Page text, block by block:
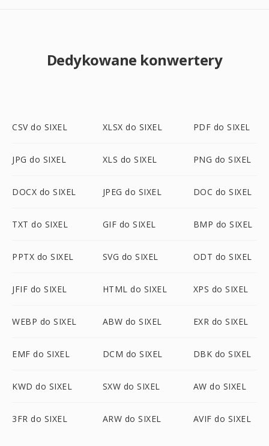
Dedykowane konwertery
CSV do SIXEL XLSX do SIXEL PDF do SIXEL
JPG do SIXEL XLS do SIXEL PNG do SIXEL
DOCX do SIXEL JPEG do SIXEL DOC do SIXEL
TXT do SIXEL GIF do SIXEL BMP do SIXEL
PPTX do SIXEL SVG do SIXEL ODT do SIXEL
JFIF do SIXEL HTML do SIXEL XPS do SIXEL
WEBP do SIXEL ABW do SIXEL EXR do SIXEL
EMF do SIXEL DCM do SIXEL DBK do SIXEL
KWD do SIXEL SXW do SIXEL AW do SIXEL
3FR do SIXEL ARW do SIXEL AVIF do SIXEL